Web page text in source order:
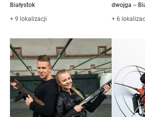
Białystok
+ 9 lokalizacji
dwojga –
+ 6